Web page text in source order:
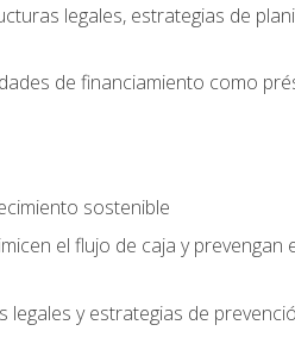
legales, estrategias de
de financiamiento como
sostenible
el flujo de caja y prevengan
y estrategias de